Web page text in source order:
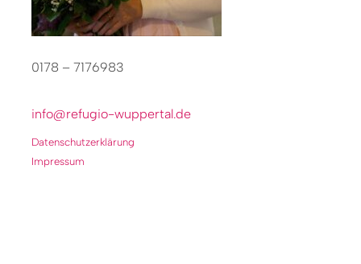
0178 – 7176983
info@refugio-wuppertal.de
Datenschutzerklärung
Impressum